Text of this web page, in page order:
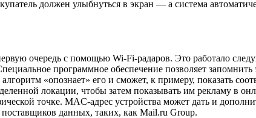
должен улыбнуться в экран — а система
очередь с помощью Wi-Fi-радаров. Это работало
программное обеспечение позволяет запомнить
«опознает» его и сможет, к примеру, показать
локации, чтобы затем показывать им рекламу в
точке. MAC-адрес устройства может дать и
данных, таких, как Mail.ru Group.